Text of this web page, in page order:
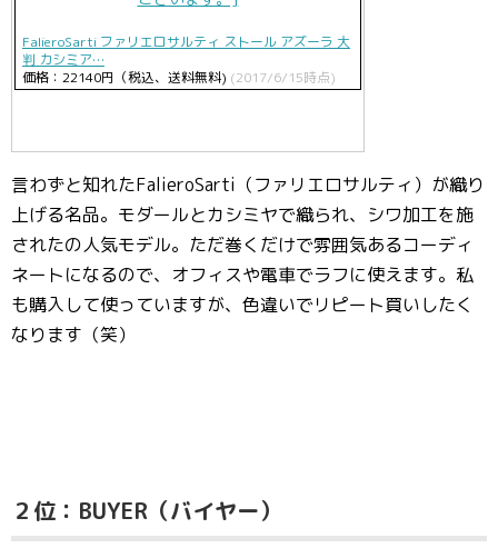
FalieroSarti ファリエロサルティ ストール アズーラ 大
判 カシミア…
価格：22140円（税込、送料無料) (2017/6/15時点)
言わずと知れたFalieroSarti（ファリエロサルティ）が織り
上げる名品。モダールとカシミヤで織られ、シワ加工を施
されたの人気モデル。ただ巻くだけで雰囲気あるコーディ
ネートになるので、オフィスや電車でラフに使えます。私
も購入して使っていますが、色違いでリピート買いしたく
なります（笑）
２位：BUYER（バイヤー）